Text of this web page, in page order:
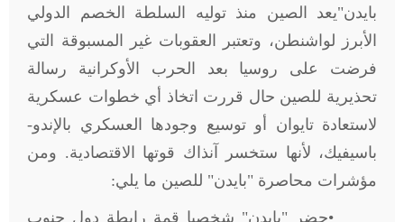
بايدن"يعد الصين منذ توليه السلطة الخصم الدولي
الأبرز لواشنطن، وتعتبر العقوبات غير المسبوقة التي
فرضت على روسيا بعد الحرب الأوكرانية رسالة
تحذيرية للصين حال قررت اتخاذ أي خطوات عسكرية
لاستعادة تايوان أو توسيع وجودها العسكري بالإندو-
باسيفيك، لأنها ستخسر آنذاك قوتها الاقتصادية. ومن
مؤشرات محاصرة "بايدن" للصين ما يلي:
•حضر "بايدن" شخصيا قمة رابطة دول جنوب